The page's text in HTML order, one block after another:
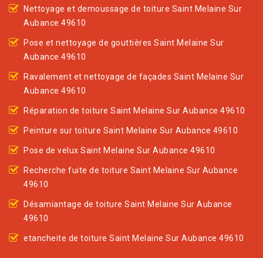
Nettoyage et demoussage de toiture Saint Melaine Sur
Aubance 49610
Pose et nettoyage de gouttières Saint Melaine Sur
Aubance 49610
Ravalement et nettoyage de façades Saint Melaine Sur
Aubance 49610
Réparation de toiture Saint Melaine Sur Aubance 49610
Peinture sur toiture Saint Melaine Sur Aubance 49610
Pose de velux Saint Melaine Sur Aubance 49610
Recherche fuite de toiture Saint Melaine Sur Aubance
49610
Désamiantage de toiture Saint Melaine Sur Aubance
49610
etancheite de toiture Saint Melaine Sur Aubance 49610